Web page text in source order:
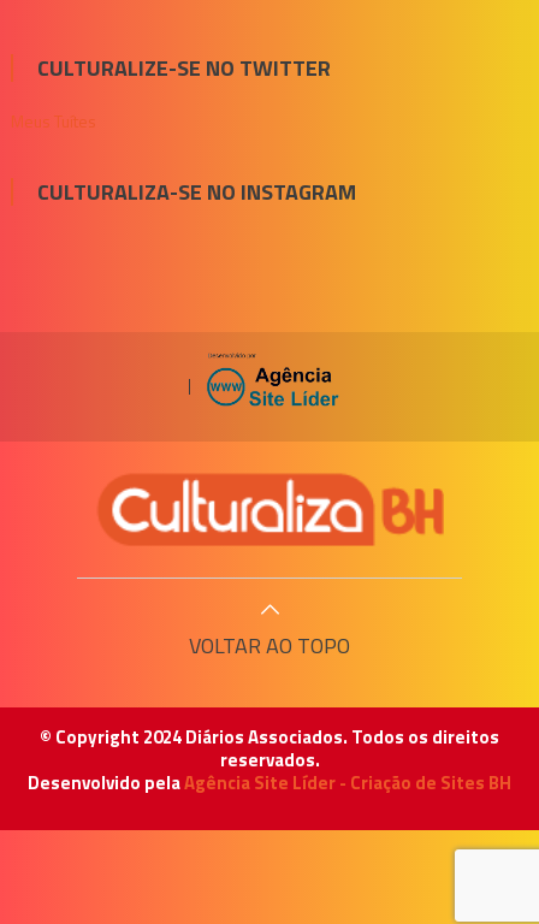
CULTURALIZE-SE NO TWITTER
Meus Tuítes
CULTURALIZA-SE NO INSTAGRAM
|
VOLTAR AO TOPO
© Copyright 2024 Diários Associados. Todos os direitos
reservados.
Desenvolvido pelaAgência Site Líder - Criação de Sites BH